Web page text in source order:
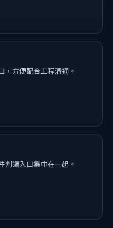
，方便配合工程溝通。
判讀入口集中在一起。